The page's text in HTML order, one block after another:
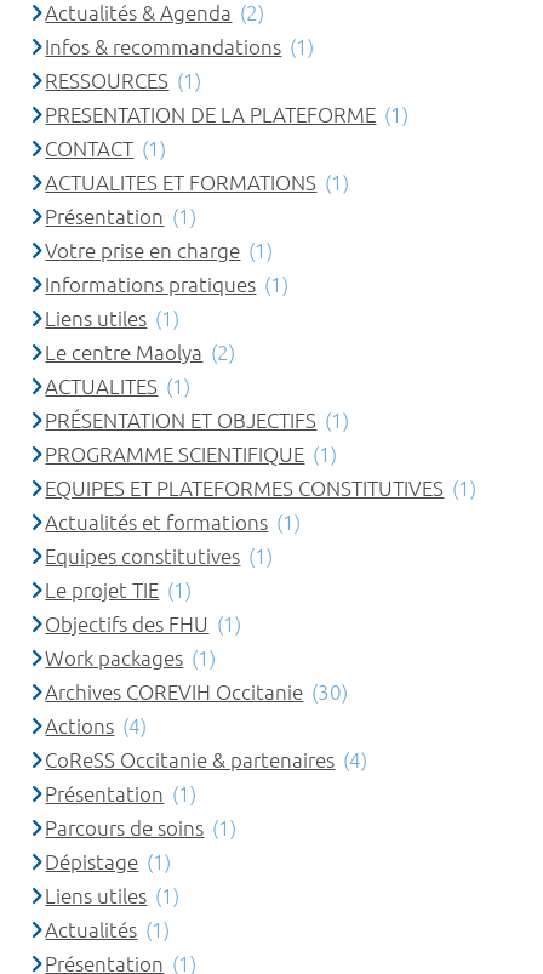
Actualités & Agenda (2)
Infos & recommandations (1)
RESSOURCES (1)
PRESENTATION DE LA PLATEFORME (1)
CONTACT (1)
ACTUALITES ET FORMATIONS (1)
Présentation (1)
Votre prise en charge (1)
Informations pratiques (1)
Liens utiles (1)
Le centre Maolya (2)
ACTUALITES (1)
PRÉSENTATION ET OBJECTIFS (1)
PROGRAMME SCIENTIFIQUE (1)
EQUIPES ET PLATEFORMES CONSTITUTIVES (1)
Actualités et formations (1)
Equipes constitutives (1)
Le projet TIE (1)
Objectifs des FHU (1)
Work packages (1)
Archives COREVIH Occitanie (30)
Actions (4)
CoReSS Occitanie & partenaires (4)
Présentation (1)
Parcours de soins (1)
Dépistage (1)
Liens utiles (1)
Actualités (1)
Présentation (1)